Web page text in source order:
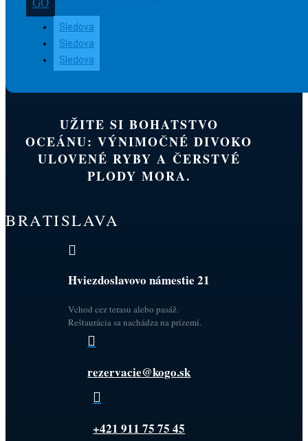
Sledova
Sledova
Sledova
UŽITE SI BOHATSTVO
OCEÁNU: VÝNIMOČNÉ DIVOKO
ULOVENÉ RYBY A ČERSTVÉ
PLODY MORA.
BRATISLAVA

Hviezdoslavovo námestie 21
Vchod cez terasu alebo pasáž.
Reštaurácia sa nachádza na prízemí.

rezervacie@kogo.sk

+421 911 75 75 45